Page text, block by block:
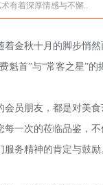
有着深厚情感与不懈..
着金秋十月的脚步悄
魁首”与“常客之星”的
会员朋友，都是对美
每一次的莅临品鉴，
务精神的肯定与鼓励